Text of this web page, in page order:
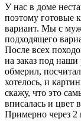
У нас в доме
поэтому готовые
вариант. Мы с
подходящего
После всех
на заказ под
обмерил,
хотелось, и
скажу, что это
вписалась и цвет
Примерно через